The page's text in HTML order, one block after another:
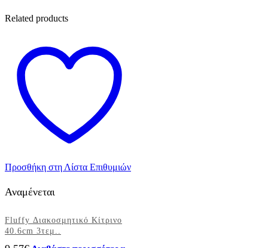
Related products
Προσθήκη στη Λίστα Επιθυμιών
Αναμένεται
Fluffy Διακοσμητικό Κίτρινο
40.6cm 3τεμ..